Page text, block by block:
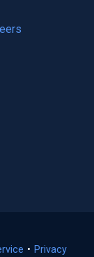
(opens
• Privacy